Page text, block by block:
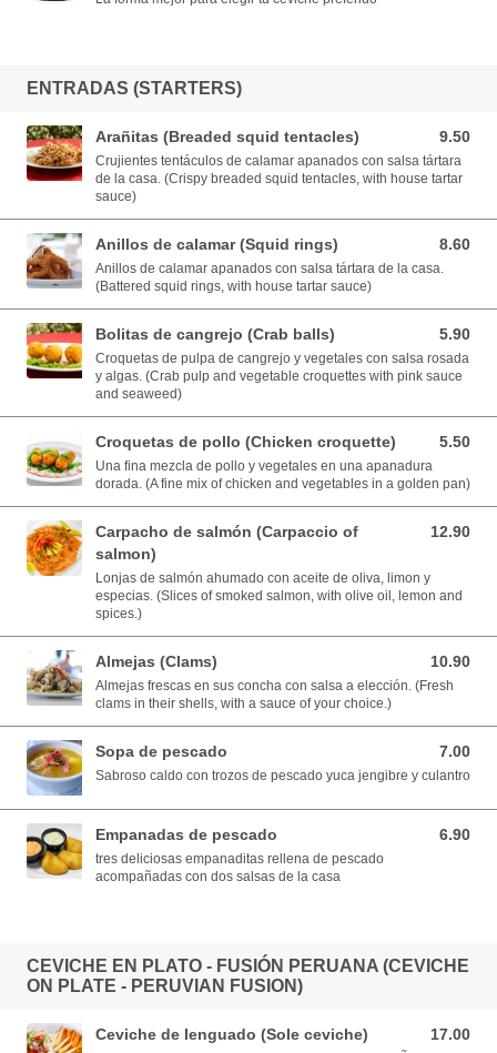
ENTRADAS (STARTERS)
Arañitas (Breaded squid tentacles) 9.50
9.50 USD
Crujientes tentáculos de calamar apanados con salsa tártara
de la casa. (Crispy breaded squid tentacles, with house tartar
sauce)
Anillos de calamar (Squid rings) 8.60
8.60 USD
Anillos de calamar apanados con salsa tártara de la casa.
(Battered squid rings, with house tartar sauce)
Bolitas de cangrejo (Crab balls) 5.90
5.90 USD
Croquetas de pulpa de cangrejo y vegetales con salsa rosada
y algas. (Crab pulp and vegetable croquettes with pink sauce
and seaweed)
Croquetas de pollo (Chicken croquette) 5.50
5.50 USD
Una fina mezcla de pollo y vegetales en una apanadura
dorada. (A fine mix of chicken and vegetables in a golden pan)
Carpacho de salmón (Carpaccio of
salmon)
12.90
12.90 USD
Lonjas de salmón ahumado con aceite de oliva, limon y
especias. (Slices of smoked salmon, with olive oil, lemon and
spices.)
Almejas (Clams) 10.90
10.90 USD
Almejas frescas en sus concha con salsa a elección. (Fresh
clams in their shells, with a sauce of your choice.)
Sopa de pescado 7.00
7.00 USD
Sabroso caldo con trozos de pescado yuca jengibre y culantro
Empanadas de pescado 6.90
6.90 USD
tres deliciosas empanaditas rellena de pescado
acompañadas con dos salsas de la casa
CEVICHE EN PLATO - FUSIÓN PERUANA (CEVICHE
ON PLATE - PERUVIAN FUSION)
Ceviche de lenguado (Sole ceviche) 17.00
17.00 USD